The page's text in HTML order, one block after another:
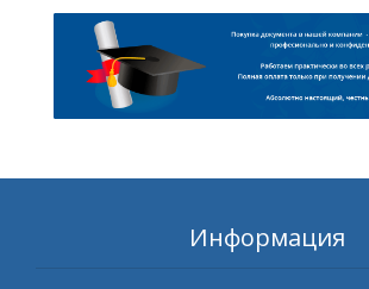
Информация